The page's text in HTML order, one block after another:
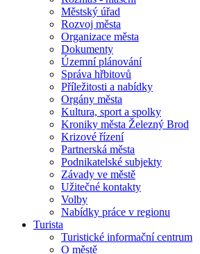
Městský úřad
Rozvoj města
Organizace města
Dokumenty
Územní plánování
Správa hřbitovů
Příležitosti a nabídky
Orgány města
Kultura, sport a spolky
Kroniky města Železný Brod
Krizové řízení
Partnerská města
Podnikatelské subjekty
Závady ve městě
Užitečné kontakty
Volby
Nabídky práce v regionu
Turista
Turistické informační centrum
O městě